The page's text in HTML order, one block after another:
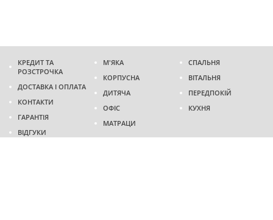
КРЕДИТ ТА
РОЗСТРОЧКА
ДОСТАВКА І ОПЛАТА
КОНТАКТИ
ГАРАНТІЯ
ВІДГУКИ
М'ЯКА
КОРПУСНА
ДИТЯЧА
ОФІС
МАТРАЦИ
СПАЛЬНЯ
ВІТАЛЬНЯ
ПЕРЕДПОКІЙ
КУХНЯ